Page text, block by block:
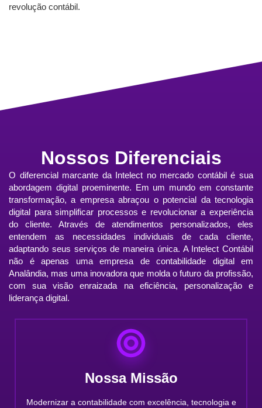
revolução contábil.
Nossos Diferenciais
O diferencial marcante da Intelect no mercado contábil é sua
abordagem digital proeminente. Em um mundo em constante
transformação, a empresa abraçou o potencial da tecnologia
digital para simplificar processos e revolucionar a experiência
do cliente. Através de atendimentos personalizados, eles
entendem as necessidades individuais de cada cliente,
adaptando seus serviços de maneira única. A Intelect Contábil
não é apenas uma empresa de contabilidade digital em
Analândia, mas uma inovadora que molda o futuro da profissão,
com sua visão enraizada na eficiência, personalização e
liderança digital.
Nossa Missão
Modernizar a contabilidade com excelência, tecnologia e